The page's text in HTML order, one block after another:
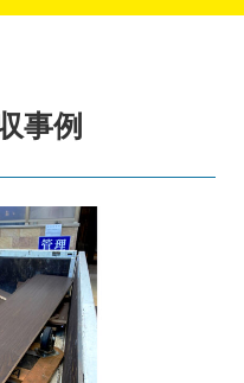
事例